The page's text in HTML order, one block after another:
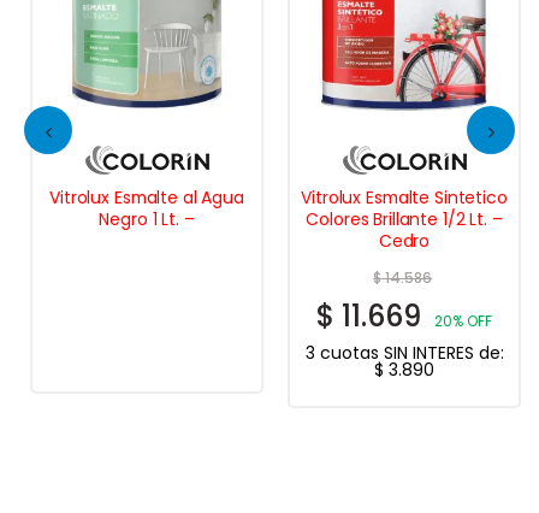
Vitrolux Esmalte al Agua
Negro 1 Lt. –
Vitrolux Esmalte Sintetico
Colores Brillante 1/2 Lt. –
Cedro
$14.586
$ 11.669 20% OFF
3 cuotas SIN INTERES de:
$ 3.890